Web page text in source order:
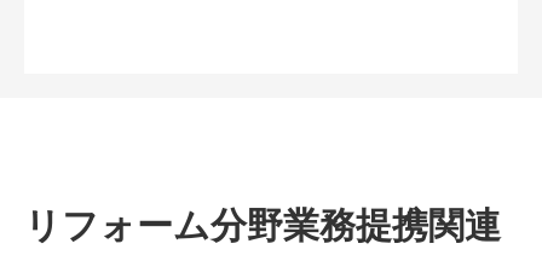
リフォーム分野業務提携関連